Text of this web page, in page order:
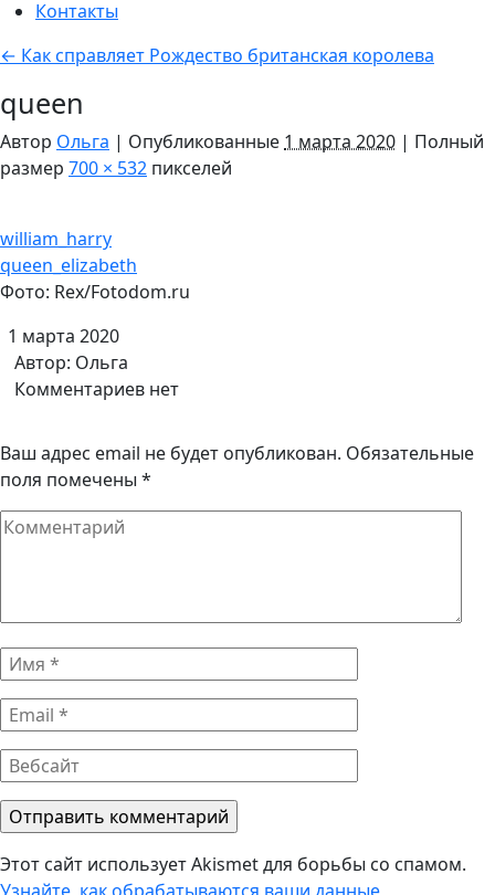
Контакты
← Как справляет Рождество британская королева
queen
Автор Ольга | Опубликованные 1 марта 2020 | Полный
размер 700 × 532 пикселей
william_harry
queen_elizabeth
Фото: Rex/Fotodom.ru
1 марта 2020
Автор: Ольга
Комментариев нет
Ваш адрес email не будет опубликован. Обязательные
поля помечены *
Комментарий
Имя
*
Email
*
Вебсайт
Этот сайт использует Akismet для борьбы со спамом.